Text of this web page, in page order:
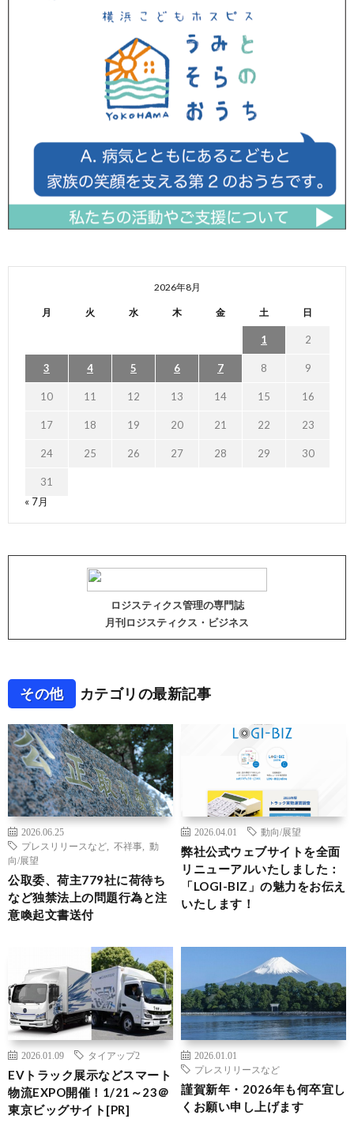
2026年8月
月 火 水 木 金 土 日
1 2
3 4 5 6 7 8 9
10 11 12 13 14 15 16
17 18 19 20 21 22 23
24 25 26 27 28 29 30
31
« 7月
ロジスティクス管理の専門誌
月刊ロジスティクス・ビジネス
その他 カテゴリの最新記事
2026.06.25
プレスリリースなど
不祥事
動
向/展望
公取委、荷主779社に荷待ち
など独禁法上の問題行為と注
意喚起文書送付
2026.04.01 動向/展望
弊社公式ウェブサイトを全面
リニューアルいたしました：
「LOGI-BIZ」の魅力をお伝え
いたします！
2026.01.09 タイアップ2
EVトラック展示などスマート
物流EXPO開催！1/21～23＠
東京ビッグサイト[PR]
2026.01.01
プレスリリースなど
謹賀新年・2026年も何卒宜し
くお願い申し上げます